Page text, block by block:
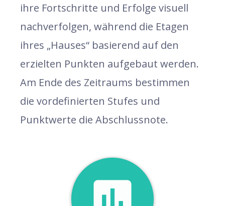
ihre Fortschritte und Erfolge visuell
nachverfolgen, während die Etagen
ihres „Hauses“ basierend auf den
erzielten Punkten aufgebaut werden.
Am Ende des Zeitraums bestimmen
die vordefinierten Stufes und
Punktwerte die Abschlussnote.